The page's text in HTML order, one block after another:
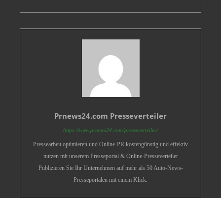
Prnews24.com Presseverteiler
https://www.prnews24.com/presseverteiler/
Pressearbeit optimieren und Online-PR kostengünstig und effektiv
nutzen mit unserem Presseportal & Online-Presseverteiler
Publizieren Sie Ihr Unternehmen auf mehr als 50 Auto-News-
Presseportalen mit einem Klick.